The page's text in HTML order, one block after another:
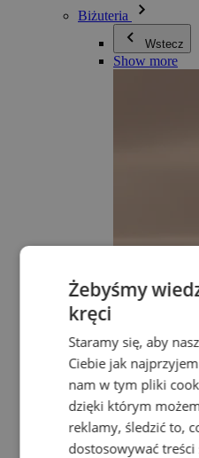
Biżuteria
Wstecz
Show more
Żebyśmy
kręci
Staramy się, aby
Ciebie jak
nam w tym pliki
dzięki którym
reklamy, śledzić to,
dostosowywać treści